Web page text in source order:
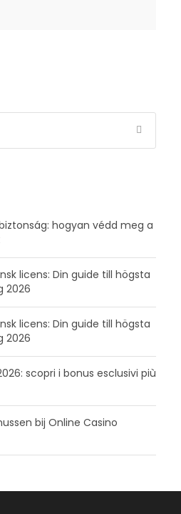
hogyan védd meg a
licens: Din guide till högsta
2026
licens: Din guide till högsta
2026
scopri i bonus esclusivi più
bij Online Casino